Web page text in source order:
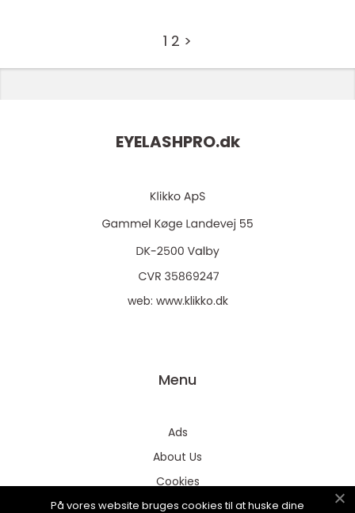
1 2 >
EYELASHPRO.dk
web: www.klikko.dk
Menu
Ads
About Us
Cookies
Contact
På vores website bruges cookies til at huske dine